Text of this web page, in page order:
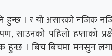
हुन्छ । र यो असारको नजिक
साउनको पहिलो हप्ताको
हुन्छ । बिच बिचमा मनसुन